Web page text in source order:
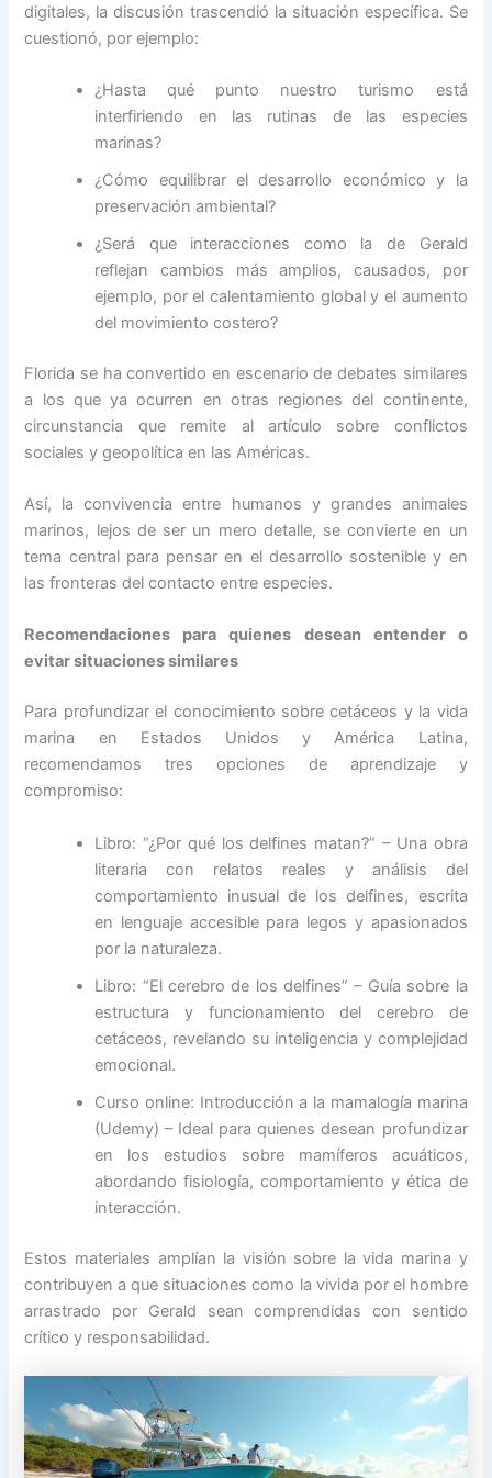
digitales, la discusión trascendió la situación específica. Se
cuestionó, por ejemplo:
¿Hasta qué punto nuestro turismo está
interfiriendo en las rutinas de las especies
marinas?
¿Cómo equilibrar el desarrollo económico y la
preservación ambiental?
¿Será que interacciones como la de Gerald
reflejan cambios más amplios, causados, por
ejemplo, por el calentamiento global y el aumento
del movimiento costero?
Florida se ha convertido en escenario de debates similares
a los que ya ocurren en otras regiones del continente,
circunstancia que remite al artículo sobre conflictos
sociales y geopolítica en las Américas.
Así, la convivencia entre humanos y grandes animales
marinos, lejos de ser un mero detalle, se convierte en un
tema central para pensar en el desarrollo sostenible y en
las fronteras del contacto entre especies.
Recomendaciones para quienes desean entender o
evitar situaciones similares
Para profundizar el conocimiento sobre cetáceos y la vida
marina en Estados Unidos y América Latina,
recomendamos tres opciones de aprendizaje y
compromiso:
Libro: “¿Por qué los delfines matan?” – Una obra
literaria con relatos reales y análisis del
comportamiento inusual de los delfines, escrita
en lenguaje accesible para legos y apasionados
por la naturaleza.
Libro: “El cerebro de los delfines” – Guía sobre la
estructura y funcionamiento del cerebro de
cetáceos, revelando su inteligencia y complejidad
emocional.
Curso online: Introducción a la mamalogía marina
(Udemy) – Ideal para quienes desean profundizar
en los estudios sobre mamíferos acuáticos,
abordando fisiología, comportamiento y ética de
interacción.
Estos materiales amplían la visión sobre la vida marina y
contribuyen a que situaciones como la vivida por el hombre
arrastrado por Gerald sean comprendidas con sentido
crítico y responsabilidad.